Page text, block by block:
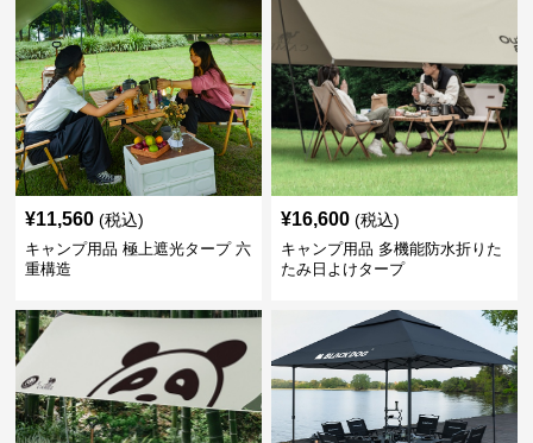
¥11,560 (税込)
キャンプ用品 極上遮光タープ 六
重構造
¥16,600 (税込)
キャンプ用品 多機能防水折りた
たみ日よけタープ